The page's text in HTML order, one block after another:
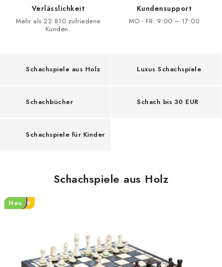
SCHACH GESCHENKE
Kontakt FAQ Über uns
Schachblog
Verlässlichkeit
Mehr als 22 810 zufriedene
Kunden.
Kundensupport
MO - FR: 9:00 – 17:00
Schachspiele aus Holz Luxus Schachspiele
Schachbücher Schach bis 30 EUR
Schachspiele für Kinder
Schachspiele aus Holz
Favorit
Tipp
Tipp
Tipp
Neu